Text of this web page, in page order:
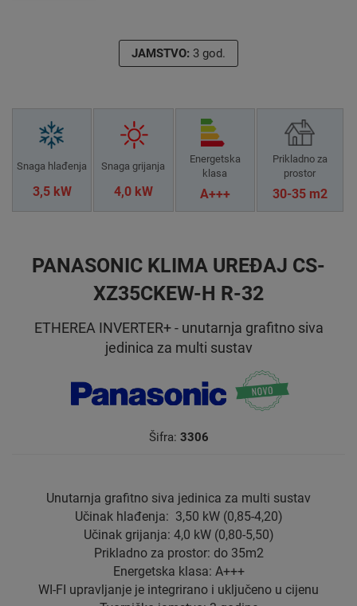
JAMSTVO: 3 god.
Snaga hlađenja
3,5 kW
Snaga grijanja
4,0 kW
Energetska
klasa
A+++
Prikladno za
prostor
30-35 m2
PANASONIC KLIMA UREĐAJ CS-
XZ35CKEW-H R-32
ETHEREA INVERTER+ - unutarnja grafitno siva
jedinica za multi sustav
Šifra: 3306
Unutarnja grafitno siva jedinica za multi sustav
Učinak hlađenja: 3,50 kW (0,85-4,20)
Učinak grijanja: 4,0 kW (0,80-5,50)
Prikladno za prostor: do 35m2
Energetska klasa: A+++
WI-FI upravljanje je integrirano i uključeno u cijenu